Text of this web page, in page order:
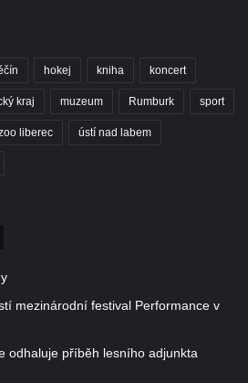
hokej kniha koncert
kraj muzeum Rumburk sport
liberec ústí nad labem
mezinárodní festival Performance v
odhaluje příběh lesního adjunkta